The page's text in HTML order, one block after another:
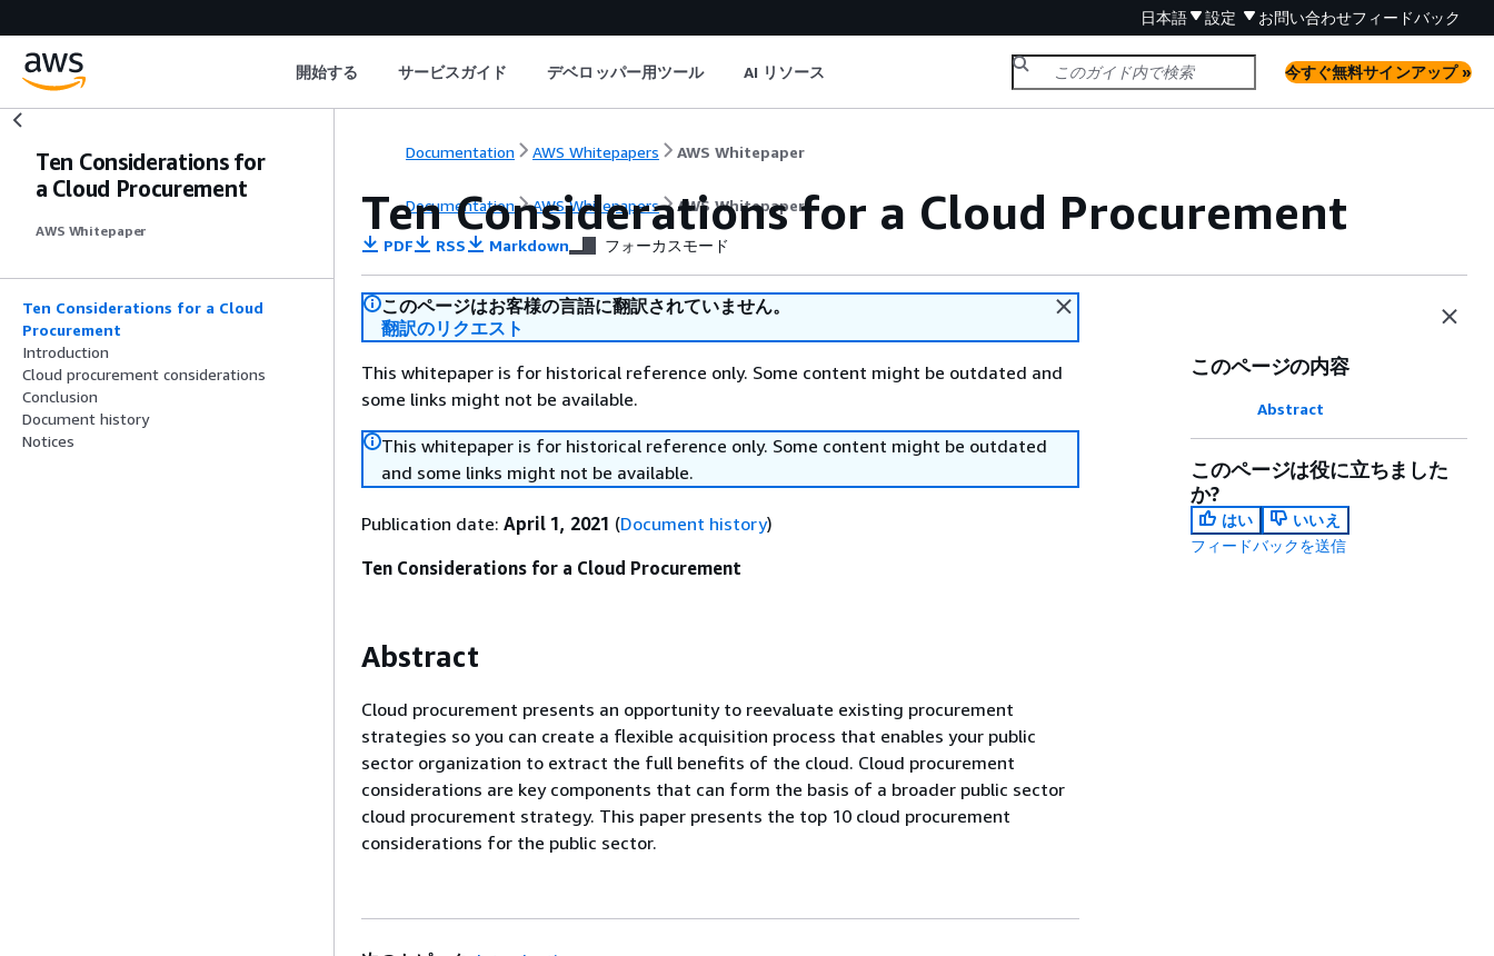
日本語 設定 お問い合わせフィードバック
開始する サービスガイド デベロッパー用ツール AI リソース 今すぐ無料サインアップ »
Ten Considerations for
a Cloud Procurement
AWS Whitepaper
Ten Considerations for a Cloud
Procurement
Introduction
Cloud procurement considerations
Conclusion
Document history
Notices
Documentation AWS Whitepapers AWS Whitepaper
Documentation AWS Whitepapers AWS Whitepaper
Ten Considerations for a Cloud Procurement
PDF RSS Markdown フォーカスモード
このページはお客様の言語に翻訳されていません。
翻訳のリクエスト
This whitepaper is for historical reference only. Some content might be outdated and
some links might not be available.
This whitepaper is for historical reference only. Some content might be outdated
and some links might not be available.
Publication date: April 1, 2021 (Document history)
Ten Considerations for a Cloud Procurement
Abstract
Cloud procurement presents an opportunity to reevaluate existing procurement
strategies so you can create a flexible acquisition process that enables your public
sector organization to extract the full benefits of the cloud. Cloud procurement
considerations are key components that can form the basis of a broader public sector
cloud procurement strategy. This paper presents the top 10 cloud procurement
considerations for the public sector.
このページの内容
Abstract
このページは役に立ちました
か?
はい
いいえ
フィードバックを送信